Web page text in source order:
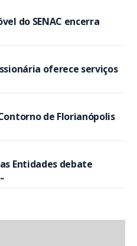
do SENAC encerra
oferece serviços
de Florianópolis
Entidades debate